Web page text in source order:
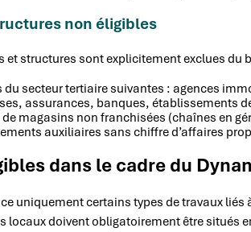
non éligibles
et structures sont explicitement exclues du
du secteur tertiaire suivantes : agences
assurances, banques, établissements
magasins non franchisées (chaînes en
auxiliaires sans chiffre d’affaires
dans le cadre du
uniquement certains types de travaux
locaux doivent obligatoirement être situés